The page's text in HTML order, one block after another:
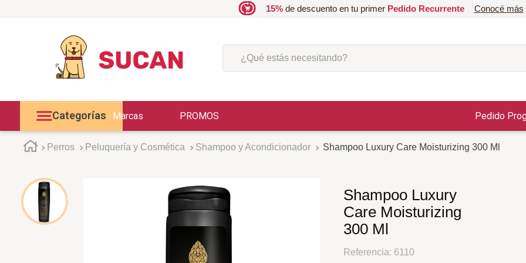
15%de descuento en tu primer Pedido Recurrente Conocé más
¿Qué estás necesitando?
Categorías Marcas PROMOS Pedido
Perros Peluquería y Cosmética Shampoo y Acondicionador Shampoo Luxury Care Moisturizing 300 Ml
Shampoo Luxury
Care Moisturizing
300 Ml
Referencia: 6110